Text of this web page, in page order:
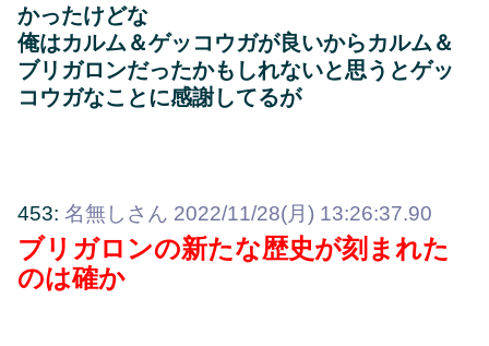
かったけどな
俺はカルム＆ゲッコウガが良いからカルム＆
ブリガロンだったかもしれないと思うとゲッ
コウガなことに感謝してるが
453: 名無しさん 2022/11/28(月) 13:26:37.90
ブリガロンの新たな歴史が刻まれた
のは確か